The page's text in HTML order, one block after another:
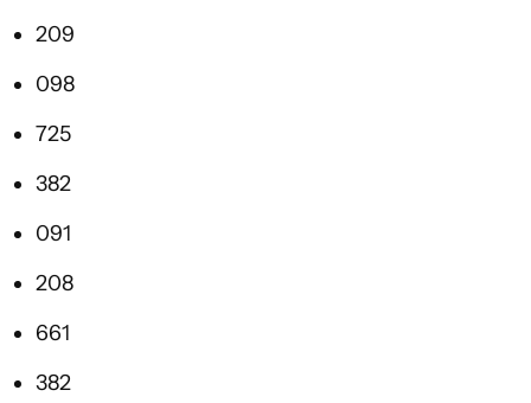
209
098
725
382
091
208
661
382